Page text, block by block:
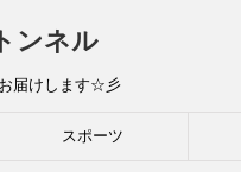
ンネル
届けします☆彡
スポーツ